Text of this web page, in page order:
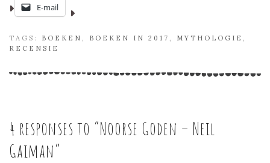
E-mail
TAGS: BOEKEN , BOEKEN IN 2017 , MYTHOLOGIE ,
RECENSIE
4 responses to “Noorse Goden – Neil
Gaiman”